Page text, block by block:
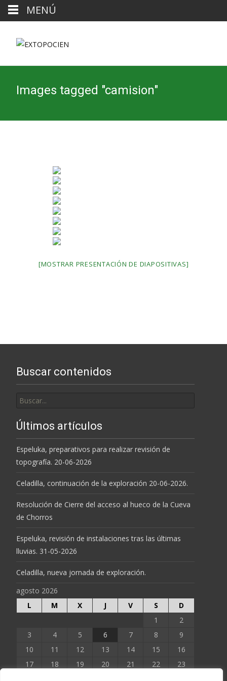
Images tagged "camision"
[MOSTRAR PRESENTACIÓN DE DIAPOSITIVAS]
Buscar contenidos
por:
Últimos artículos
Espeluka, preparativos para realizar revisión de
topografía. 20-06-2026
Celadilla, continuación de la exploración 20-06-2026.
Resolución de Cierre del acceso al hueco de la Cueva
de Chorros
Espeluka, revisión de instalaciones tras las últimas
lluvias. 31-05-2026
Celadilla, nueva jornada de exploración.
agosto 2026
L
M X J V S
D
1
2
3
4 5 6 7 8
9
10
11 12 13 14 15
16
17
18 19 20 21 22
23
MENÚ